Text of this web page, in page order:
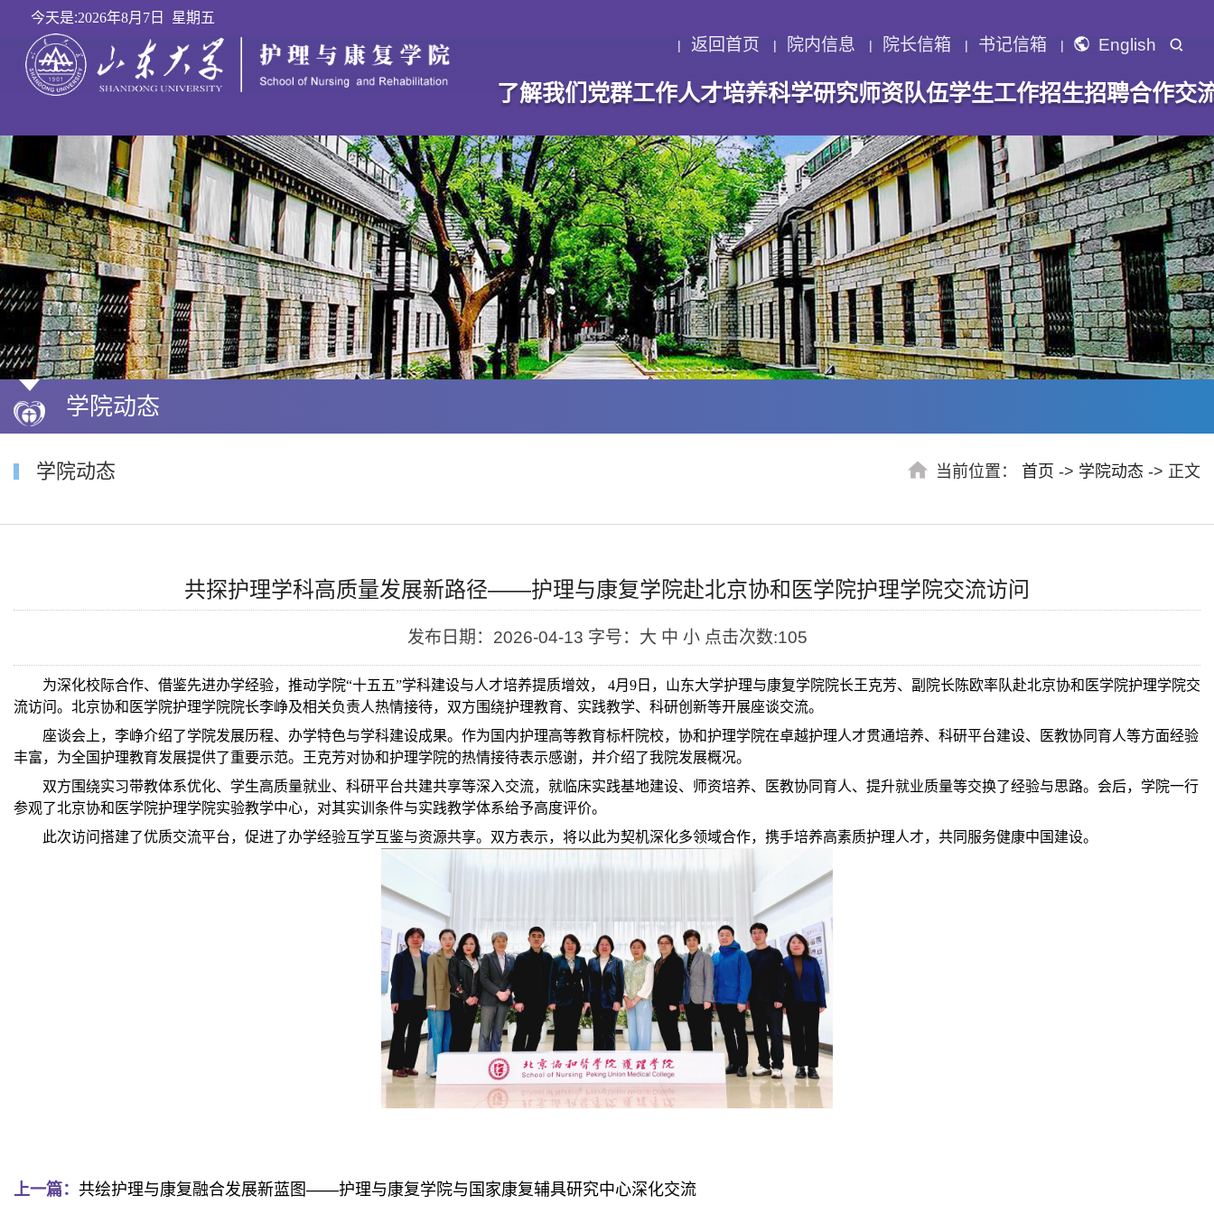
今天是:2026年8月7日 星期五
返回首页 院内信息 院长信箱 书记信箱 English
了解我们 党群工作人才培养科学研究师资队伍学生工作招生招聘合作交
学院动态
学院动态 当前位置： 首页 -> 学院动态 -> 正文
共探护理学科高质量发展新路径——护理与康复学院赴北京协和医学院护理学院交流访问
发布日期：2026-04-13 字号：大 中 小 点击次数:105
为深化校际合作、借鉴先进办学经验，推动学院“十五五”学科建设与人才培养提质增效， 4月 9 日，山东大学护理与康复学院院长王克芳、副院长陈欧率队赴北京协和医学院护理学院交
流访问。北京协和医学院护理学院院长李峥及相关负责人热情接待，双方围绕护理教育、实践教学、科研创新等开展座谈交流。
座谈会上，李峥介绍了学院发展历程、办学特色与学科建设成果。作为国内护理高等教育标杆院校，协和护理学院在卓越护理人才贯通培养、科研平台建设、医教协同育人等方面经验
丰富，为全国护理教育发展提供了重要示范。王克芳对协和护理学院的热情接待表示感谢，并介绍了我院发展概况。
双方围绕实习带教体系优化、学生高质量就业、科研平台共建共享等深入交流，就临床实践基地建设、师资培养、医教协同育人、提升就业质量等交换了经验与思路。会后，学院一行
参观了北京协和医学院护理学院实验教学中心，对其实训条件与实践教学体系给予高度评价。
此次访问搭建了优质交流平台，促进了办学经验互学互鉴与资源共享。双方表示，将以此为契机深化多领域合作，携手培养高素质护理人才，共同服务健康中国建设。
上一篇： 共绘护理与康复融合发展新蓝图——护理与康复学院与国家康复辅具研究中心深化交流